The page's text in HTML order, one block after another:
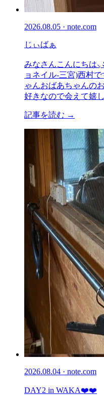
2026.08.05 · note.com
じぃばぁ
みなさんこんにちは
ョネイル-三宮)西村
ゃんおばあちゃんの
好きなので会えて嬉
記事を読む →
2026.08.04 · note.com
DAY2 in WAKA❤️❤️